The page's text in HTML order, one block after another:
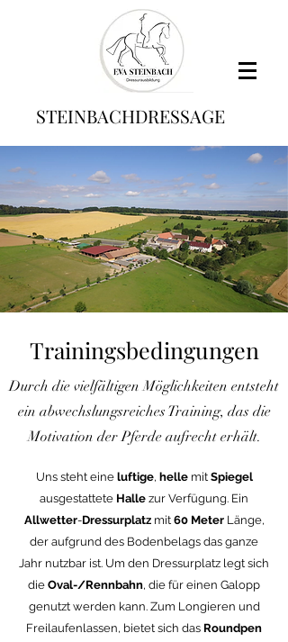
STEINBACHDRESSAGE
Trainingsbedingungen
Durch die vielfältigen Möglichkeiten entsteht
ein abwechslungsreiches Training, das die
Motivation der Pferde aufrecht erhält.
Uns steht eine luftige, helle mit Spiegel
ausgestattete Halle zur Verfügung. Ein
Allwetter-Dressurplatz mit 60 MeterLänge,
der aufgrund des Bodenbelags das ganze
Jahr nutzbar ist. Um den Dressurplatz legt sich
die Oval-/Rennbahn, die für einen Galopp
genutzt werden kann. Zum Longieren und
Freilaufenlassen, bietet sich das Roundpen